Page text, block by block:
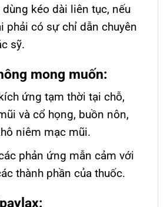
kéo dài liên tục, nếu
phải có sự chỉ dẫn chuyên
sỹ.
mong muốn:
ứng tạm thời tại chỗ,
và cổ họng, buồn nôn,
niêm mạc mũi.
phản ứng mẫn cảm với
thành phần của thuốc.